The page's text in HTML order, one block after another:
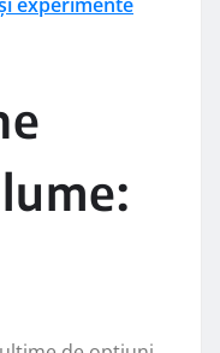
experimente